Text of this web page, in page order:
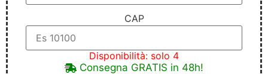
CAP
Disponibilità: solo 4
Consegna GRATIS in 48h!